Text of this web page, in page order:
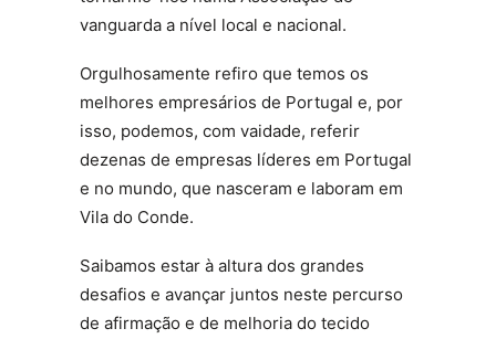
vanguarda a nível local e nacional.
Orgulhosamente refiro que temos os
melhores empresários de Portugal e, por
isso, podemos, com vaidade, referir
dezenas de empresas líderes em Portugal
e no mundo, que nasceram e laboram em
Vila do Conde.
Saibamos estar à altura dos grandes
desafios e avançar juntos neste percurso
de afirmação e de melhoria do tecido